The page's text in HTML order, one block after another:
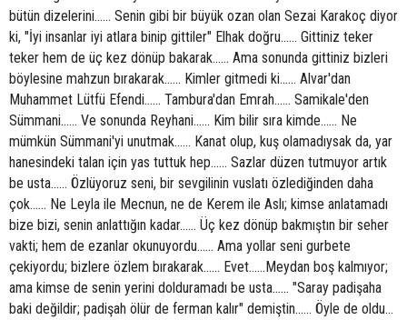
bütün dizelerini...… Senin gibi bir büyük ozan olan Sezai Karakoç diyor
ki, "İyi insanlar iyi atlara binip gittiler" Elhak doğru...… Gittiniz teker
teker hem de üç kez dönüp bakarak...… Ama sonunda gittiniz bizleri
böylesine mahzun bırakarak...… Kimler gitmedi ki...… Alvar'dan
Muhammet Lütfü Efendi...… Tambura'dan Emrah...… Samikale'den
Sümmani...… Ve sonunda Reyhani...… Kim bilir sıra kimde...… Ne
mümkün Sümmani'yi unutmak...… Kanat olup, kuş olamadıysak da, yar
hanesindeki talan için yas tuttuk hep...… Sazlar düzen tutmuyor artık
be usta...… Özlüyoruz seni, bir sevgilinin vuslatı özlediğinden daha
çok...… Ne Leyla ile Mecnun, ne de Kerem ile Aslı; kimse anlatamadı
bize bizi, senin anlattığın kadar...… Üç kez dönüp bakmıştın bir seher
vakti; hem de ezanlar okunuyordu...… Ama yollar seni gurbete
çekiyordu; bizlere özlem bırakarak...… Evet...…Meydan boş kalmıyor;
ama kimse de senin yerini dolduramadı be usta...… "Saray padişaha
baki değildir; padişah ölür de ferman kalır" demiştin...… Öyle de oldu...